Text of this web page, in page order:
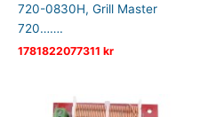
720-0830H, Grill Master
720…….
1781822077311 kr